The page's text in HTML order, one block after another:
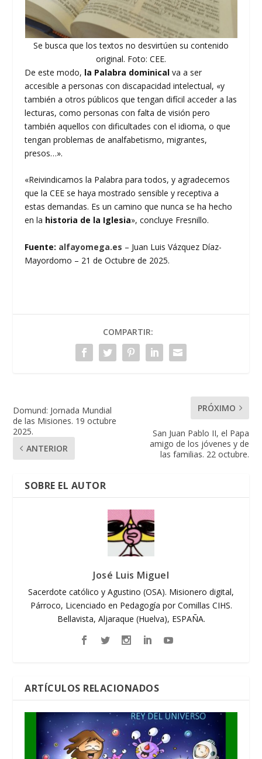
Se busca que los textos no desvirtúen su contenido
original. Foto: CEE.
De este modo, la Palabra dominical va a ser
accesible a personas con discapacidad intelectual, «y
también a otros públicos que tengan difícil acceder a las
lecturas, como personas con falta de visión pero
también aquellos con dificultades con el idioma, o que
tengan problemas de analfabetismo, migrantes,
presos…».
«Reivindicamos la Palabra para todos, y agradecemos
que la CEE se haya mostrado sensible y receptiva a
estas demandas. Es un camino que nunca se ha hecho
en la historia de la Iglesia», concluye Fresnillo.
Fuente: alfayomega.es – Juan Luis Vázquez Díaz-
Mayordomo – 21 de Octubre de 2025.
COMPARTIR:
Domund: Jornada Mundial
de las Misiones. 19 octubre
2025.
ANTERIOR
PRÓXIMO
San Juan Pablo II, el Papa
amigo de los jóvenes y de
las familias. 22 octubre.
SOBRE EL AUTOR
José Luis Miguel
Sacerdote católico y Agustino (OSA). Misionero digital,
Párroco, Licenciado en Pedagogía por Comillas CIHS.
Bellavista, Aljaraque (Huelva), ESPAÑA.
ARTÍCULOS RELACIONADOS